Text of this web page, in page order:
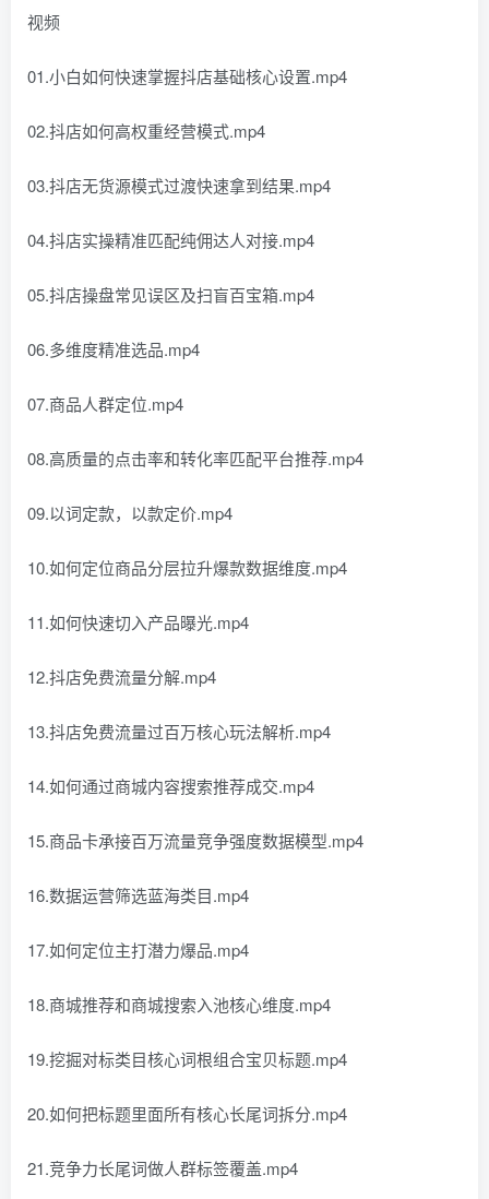
视频
01.小白如何快速掌握抖店基础核心设置.mp4
02.抖店如何高权重经营模式.mp4
03.抖店无货源模式过渡快速拿到结果.mp4
04.抖店实操精准匹配纯佣达人对接.mp4
05.抖店操盘常见误区及扫盲百宝箱.mp4
06.多维度精准选品.mp4
07.商品人群定位.mp4
08.高质量的点击率和转化率匹配平台推荐.mp4
09.以词定款，以款定价.mp4
10.如何定位商品分层拉升爆款数据维度.mp4
11.如何快速切入产品曝光.mp4
12.抖店免费流量分解.mp4
13.抖店免费流量过百万核心玩法解析.mp4
14.如何通过商城内容搜索推荐成交.mp4
15.商品卡承接百万流量竞争强度数据模型.mp4
16.数据运营筛选蓝海类目.mp4
17.如何定位主打潜力爆品.mp4
18.商城推荐和商城搜索入池核心维度.mp4
19.挖掘对标类目核心词根组合宝贝标题.mp4
20.如何把标题里面所有核心长尾词拆分.mp4
21.竞争力长尾词做人群标签覆盖.mp4